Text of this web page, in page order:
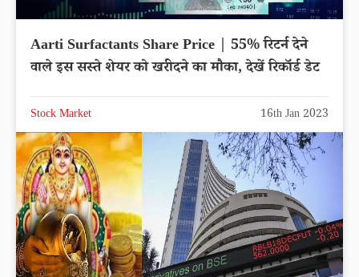
Aarti Surfactants Share Price | 55% रिटर्न देने
वाले इस सस्ते शेयर को खरीदने का मौका, देखें रिकॉर्ड डेट
Stock Market 16th Jan 2023